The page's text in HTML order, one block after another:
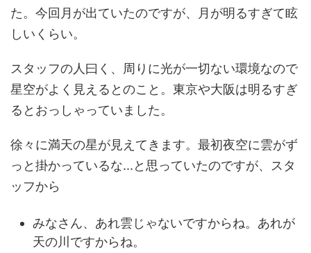
た。今回月が出ていたのですが、月が明るすぎて眩
しいくらい。
スタッフの人曰く、周りに光が一切ない環境なので
星空がよく見えるとのこと。東京や大阪は明るすぎ
るとおっしゃっていました。
徐々に満天の星が見えてきます。最初夜空に雲がず
っと掛かっているな...と思っていたのですが、スタ
ッフから
みなさん、あれ雲じゃないですからね。あれが
天の川ですからね。